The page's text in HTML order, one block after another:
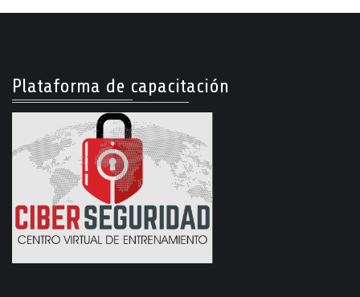
Plataforma de capacitación